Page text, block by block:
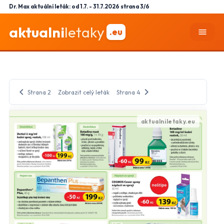
Dr. Max aktuální leták: od 1.7. - 31.7.2026 strana 3/6
aktualniletaky .eu menu
chevron_left Strana 2 Zobrazit celý leták Strana 4chevron_right